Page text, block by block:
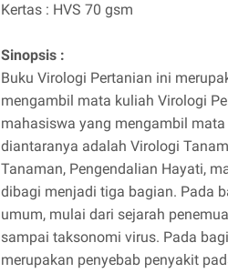
Kertas : HVS 70 gsm
Sinopsis :
Buku Virologi Pertanian ini
mengambil mata kuliah Virologi
mahasiswa yang mengambil
diantaranya adalah Virologi
Tanaman, Pengendalian Hayati,
dibagi menjadi tiga bagian. Pada
umum, mulai dari sejarah
sampai taksonomi virus. Pada
merupakan penyebab penyakit